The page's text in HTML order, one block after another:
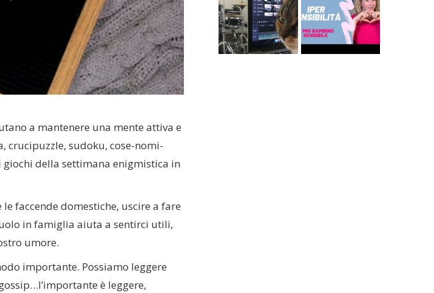
a mantenere una mente attiva e
crucipuzzle, sudoku, cose-nomi-
giochi della settimana enigmistica in
le faccende domestiche, uscire a fare
in famiglia aiuta a sentirci utili,
umore.
importante. Possiamo leggere
è leggere,